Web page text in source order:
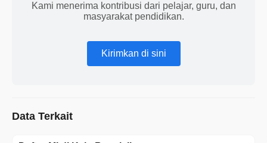
Kami menerima kontribusi dari pelajar, guru, dan
masyarakat pendidikan.
Kirimkan di sini
Data Terkait